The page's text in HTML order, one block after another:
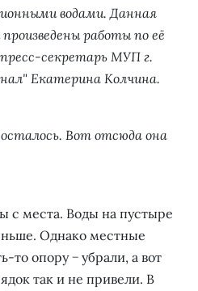
водами. Данная
работы по её
пресс-секретарь МУП г.
Екатерина Колчина.
Вот отсюда она
с места. Воды на пустыре
Однако местные
то опору − убрали, а вот
так и не привели. В